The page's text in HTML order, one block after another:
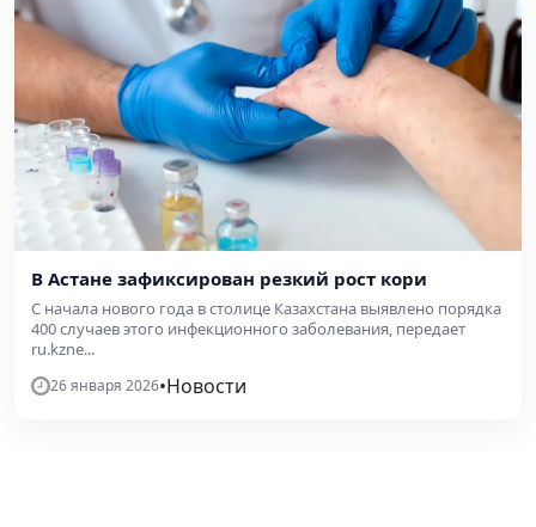
В Астане зафиксирован резкий рост кори
С начала нового года в столице Казахстана выявлено порядка
400 случаев этого инфекционного заболевания, передает
ru.kzne...
26 января 2026•Новости